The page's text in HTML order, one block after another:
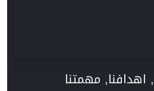
اهدافنا, مهمتنا